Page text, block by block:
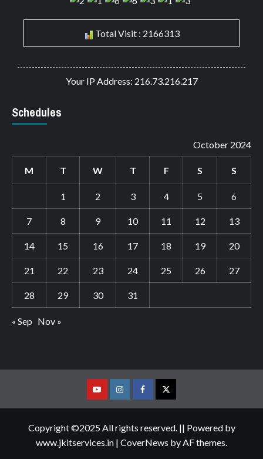
Total Visit : 2166313
Your IP Address: 216.73.216.217
Schedules
October 2024
M T W T F S S
1 2 3 4 5 6
7 8 9 10 11 12 13
14 15 16 17 18 19 20
21 22 23 24 25 26 27
28 29 30 31
« Sep Nov »
YoutubeVimeoFacebookTwitter
Copyright ©2025 All rights reserved. || Powered by
www.jkitservices.in | CoverNews by AF themes.